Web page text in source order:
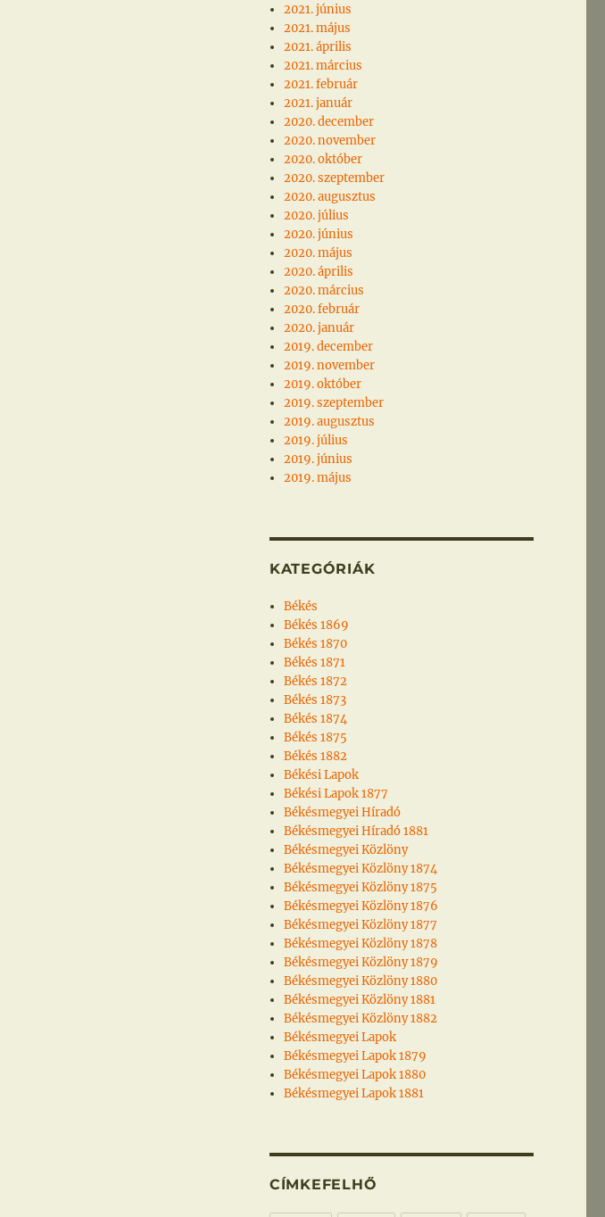
2021. június
2021. május
2021. április
2021. március
2021. február
2021. január
2020. december
2020. november
2020. október
2020. szeptember
2020. augusztus
2020. július
2020. június
2020. május
2020. április
2020. március
2020. február
2020. január
2019. december
2019. november
2019. október
2019. szeptember
2019. augusztus
2019. július
2019. június
2019. május
KATEGÓRIÁK
Békés
Békés 1869
Békés 1870
Békés 1871
Békés 1872
Békés 1873
Békés 1874
Békés 1875
Békés 1882
Békési Lapok
Békési Lapok 1877
Békésmegyei Híradó
Békésmegyei Híradó 1881
Békésmegyei Közlöny
Békésmegyei Közlöny 1874
Békésmegyei Közlöny 1875
Békésmegyei Közlöny 1876
Békésmegyei Közlöny 1877
Békésmegyei Közlöny 1878
Békésmegyei Közlöny 1879
Békésmegyei Közlöny 1880
Békésmegyei Közlöny 1881
Békésmegyei Közlöny 1882
Békésmegyei Lapok
Békésmegyei Lapok 1879
Békésmegyei Lapok 1880
Békésmegyei Lapok 1881
CÍMKEFELHŐ